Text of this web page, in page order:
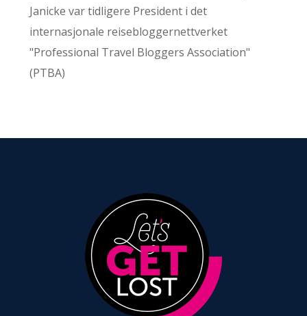
Janicke var tidligere President i det
internasjonale reisebloggernettverket
"Professional Travel Bloggers Association"
(PTBA)